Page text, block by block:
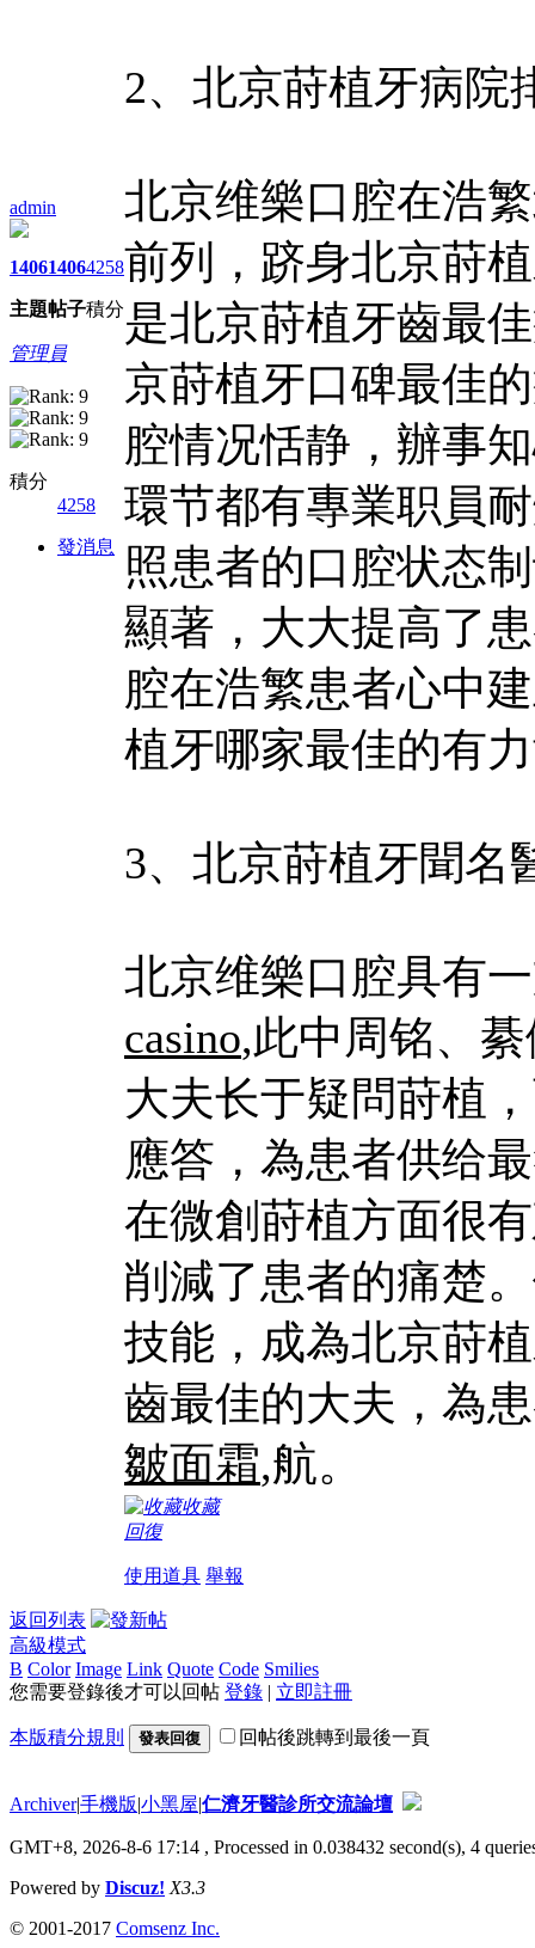
admin
1406
主題
1406
帖子
4258
積分
管理員
積分
4258
發消息
2、北京莳植牙病院
北京维樂口腔在浩
前列，跻身北京莳
是北京莳植牙齒最
京莳植牙口碑最佳
腔情况恬静，辦事
環节都有專業职員
照患者的口腔状态
顯著，大大提高了
腔在浩繁患者心中
植牙哪家最佳的有
3、北京莳植牙聞名
北京维樂口腔具有
casino,此中周铭、
大夫长于疑問莳植
應答，為患者供给
在微創莳植方面很
削減了患者的痛楚
技能，成為北京莳
齒最佳的大夫，為
皺面霜,航。
收藏
回復
使用道具 舉報
返回列表
高級模式
B Color Image Link Quote Code Smilies
您需要登錄後才可以回帖 登錄 | 立即註冊
本版積分規則 發表回復 回帖後跳轉到最後一頁
Archiver|手機版|小黑屋|仁濟牙醫診所交流論壇
GMT+8, 2026-8-6 17:14 , Processed in 0.038432 second(s), 4
Powered by Discuz! X3.3
© 2001-2017 Comsenz Inc.